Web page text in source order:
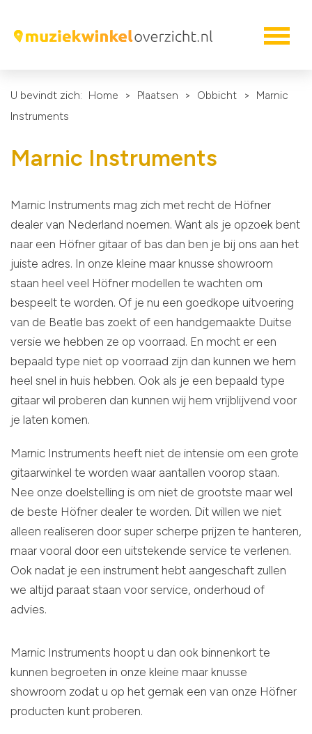
U bevindt zich: Home > Plaatsen > Obbicht >
Marnic
Instruments
Marnic Instruments
Marnic Instruments mag zich met recht de Höfner
dealer van Nederland noemen. Want als je opzoek bent
naar een Höfner gitaar of bas dan ben je bij ons aan het
juiste adres. In onze kleine maar knusse showroom
staan heel veel Höfner modellen te wachten om
bespeelt te worden. Of je nu een goedkope uitvoering
van de Beatle bas zoekt of een handgemaakte Duitse
versie we hebben ze op voorraad. En mocht er een
bepaald type niet op voorraad zijn dan kunnen we hem
heel snel in huis hebben. Ook als je een bepaald type
gitaar wil proberen dan kunnen wij hem vrijblijvend voor
je laten komen.
Marnic Instruments heeft niet de intensie om een grote
gitaarwinkel te worden waar aantallen voorop staan.
Nee onze doelstelling is om niet de grootste maar wel
de beste Höfner dealer te worden. Dit willen we niet
alleen realiseren door super scherpe prijzen te hanteren,
maar vooral door een uitstekende service te verlenen.
Ook nadat je een instrument hebt aangeschaft zullen
we altijd paraat staan voor service, onderhoud of
advies.
Marnic Instruments hoopt u dan ook binnenkort te
kunnen begroeten in onze kleine maar knusse
showroom zodat u op het gemak een van onze Höfner
producten kunt proberen.